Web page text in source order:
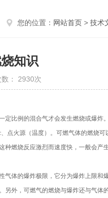
您的位置： 网站首页 > 技术
知识
： 2930次
比例的混合气才会发生燃烧或爆炸。
点火源（温度）。可燃气体的燃烧
燃烧反应激烈而速度快，一般会产
体的爆炸极限，它分为爆炸上限和
外，可燃气的燃烧与爆炸还与气体